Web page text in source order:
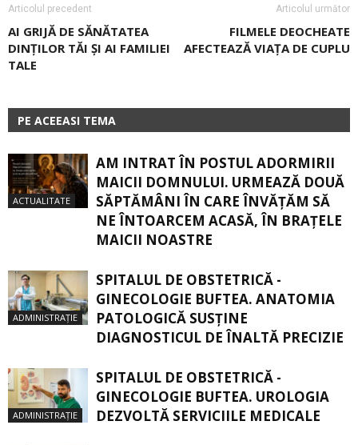
Articolul precedent
AI GRIJĂ DE SĂNĂTATEA
DINȚILOR TĂI ȘI AI FAMILIEI
TALE
Articolul următor
FILMELE DEOCHEATE
AFECTEAZĂ VIAŢA DE CUPLU
PE ACEEASI TEMA
ACTUALITATE
AM INTRAT ÎN POSTUL ADORMIRII
MAICII DOMNULUI. URMEAZĂ DOUĂ
SĂPTĂMÂNI ÎN CARE ÎNVĂŢĂM SĂ
NE ÎNTOARCEM ACASĂ, ÎN BRAŢELE
MAICII NOASTRE
ADMINISTRAȚIE
SPITALUL DE OBSTETRICĂ -
GINECOLOGIE BUFTEA. ANATOMIA
PATOLOGICĂ SUSŢINE
DIAGNOSTICUL DE ÎNALTĂ PRECIZIE
ADMINISTRAȚIE
SPITALUL DE OBSTETRICĂ -
GINECOLOGIE BUFTEA. UROLOGIA
DEZVOLTĂ SERVICIILE MEDICALE